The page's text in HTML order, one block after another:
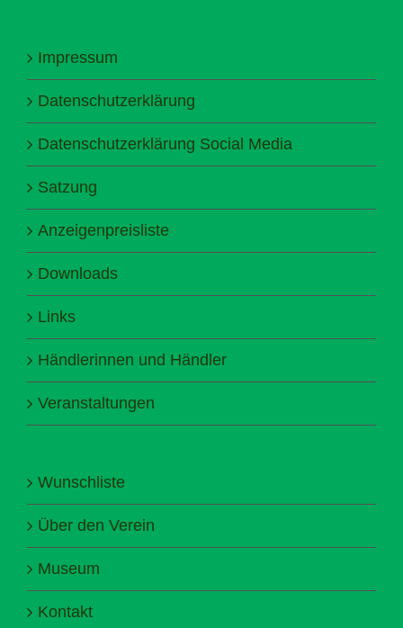
Impressum
Datenschutzerklärung
Datenschutzerklärung Social Media
Satzung
Anzeigenpreisliste
Downloads
Links
Händlerinnen und Händler
Veranstaltungen
Wunschliste
Über den Verein
Museum
Kontakt